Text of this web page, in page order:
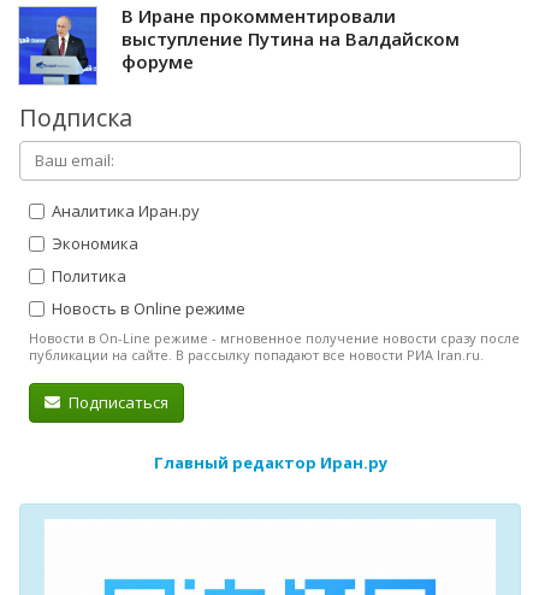
В Иране прокомментировали
выступление Путина на Валдайском
форуме
Подписка
Аналитика Иран.ру
Экономика
Политика
Новость в Online режиме
Новости в On-Line режиме - мгновенное получение новости сразу после
публикации на сайте. В рассылку попадают все новости РИА Iran.ru.
Подписаться
Главный редактор Иран.ру